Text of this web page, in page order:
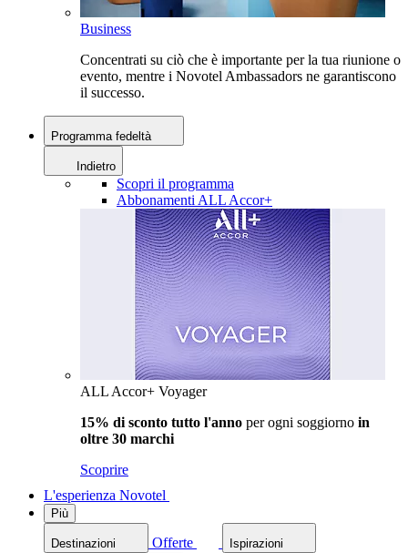
Business
Concentrati su ciò che è importante per la tua riunione o
evento, mentre i Novotel Ambassadors ne garantiscono
il successo.
Programma fedeltà
Indietro
Scopri il programma
Abbonamenti ALL Accor+
ALL Accor+ Voyager
15% di sconto tutto l'anno per ogni soggiorno in
oltre 30 marchi
Scoprire
L'esperienza Novotel
Più
Destinazioni Offerte Ispirazioni